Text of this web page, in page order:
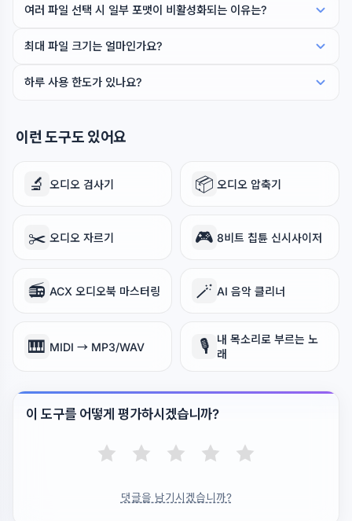
여러 파일 선택 시 일부 포맷이 비활성화되는 이유는?
최대 파일 크기는 얼마인가요?
하루 사용 한도가 있나요?
이런 도구도 있어요
🔬 오디오 검사기 📦 오디오 압축기
✂️ 오디오 자르기 🎮 8비트 칩튠 신시사이저
📻 ACX 오디오북 마스터링 🪄 AI 음악 클리너
🎹 MIDI → MP3/WAV 🎙️
내 목소리로 부르는 노
래
이 도구를 어떻게 평가하시겠습니까?
댓글을 남기시겠습니까?